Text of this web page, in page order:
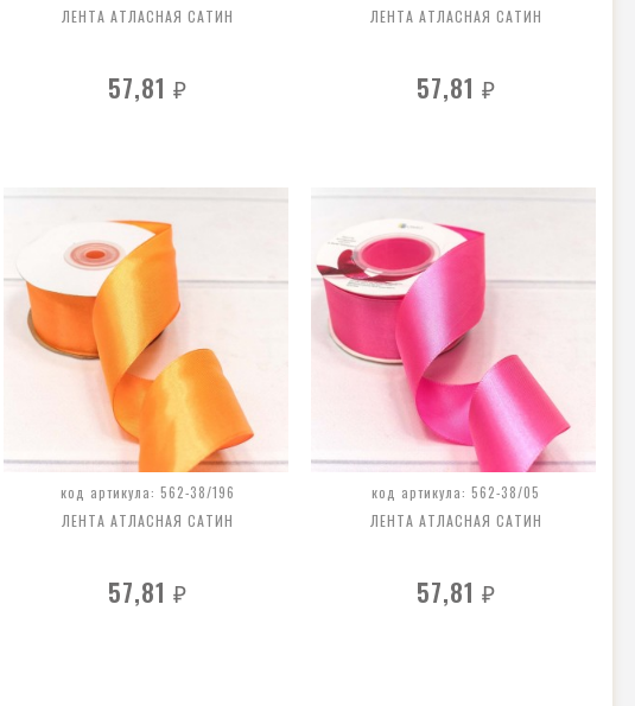
ЛЕНТА АТЛАСНАЯ САТИН
57,81 ₽
ЛЕНТА АТЛАСНАЯ САТИН
57,81 ₽
код артикула: 562-38/196
ЛЕНТА АТЛАСНАЯ САТИН
57,81 ₽
код артикула: 562-38/05
ЛЕНТА АТЛАСНАЯ САТИН
57,81 ₽